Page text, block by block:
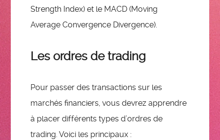
Strength Index) et le MACD (Moving
Average Convergence Divergence).
Les ordres de trading
Pour passer des transactions sur les
marchés financiers, vous devrez apprendre
à placer différents types d’ordres de
trading. Voici les principaux :